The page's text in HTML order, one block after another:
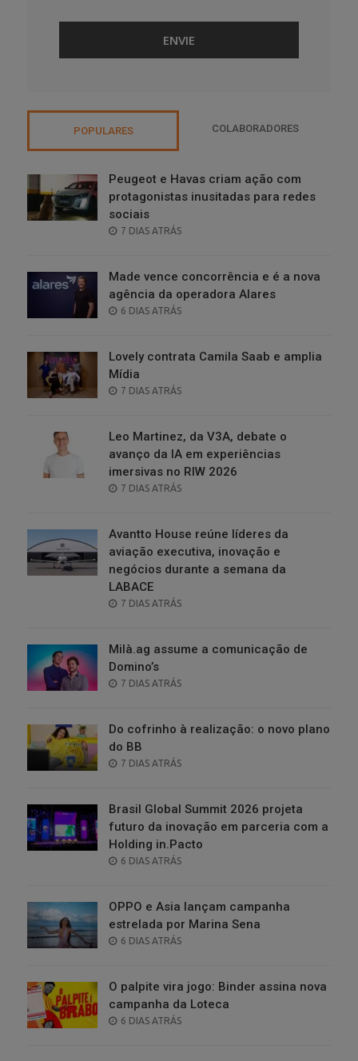
POPULARES COLABORADORES
Peugeot e Havas criam ação com
protagonistas inusitadas para redes
sociais
POSTED
7 DIAS ATRÁS
Made vence concorrência e é a nova
agência da operadora Alares
POSTED
6 DIAS ATRÁS
Lovely contrata Camila Saab e amplia
Mídia
POSTED
7 DIAS ATRÁS
Leo Martinez, da V3A, debate o
avanço da IA em experiências
imersivas no RIW 2026
POSTED
7 DIAS ATRÁS
Avantto House reúne líderes da
aviação executiva, inovação e
negócios durante a semana da
LABACE
POSTED
7 DIAS ATRÁS
Milà.ag assume a comunicação de
Domino’s
POSTED
7 DIAS ATRÁS
Do cofrinho à realização: o novo plano
do BB
POSTED
7 DIAS ATRÁS
Brasil Global Summit 2026 projeta
futuro da inovação em parceria com a
Holding in.Pacto
POSTED
6 DIAS ATRÁS
OPPO e Asia lançam campanha
estrelada por Marina Sena
POSTED
6 DIAS ATRÁS
O palpite vira jogo: Binder assina nova
campanha da Loteca
POSTED
6 DIAS ATRÁS